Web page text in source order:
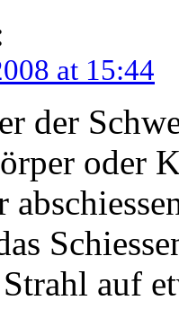
at 15:44
der
oder
auf